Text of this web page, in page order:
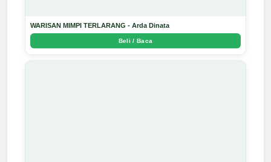
WARISAN MIMPI TERLARANG - Arda Dinata
Beli / Baca